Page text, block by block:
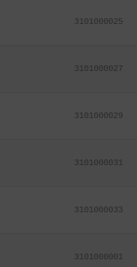
3101000025
3101000027
3101000029
3101000031
3101000033
3101000001